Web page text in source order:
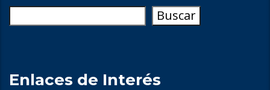
Buscar
Enlaces de Interés